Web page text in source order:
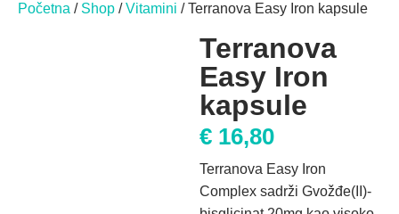
Početna / Shop /Vitamini / Terranova Easy Iron kapsule
Terranova
Easy Iron
kapsule
€ 16,80
Terranova Easy Iron
Complex sadrži Gvožđe(II)-